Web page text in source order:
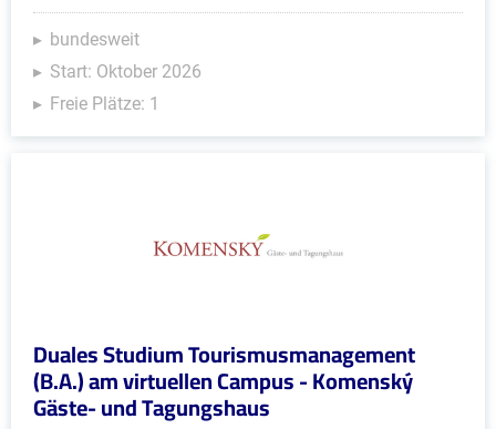
bundesweit
Start: Oktober 2026
Freie Plätze: 1
Duales Studium Tourismusmanagement
(B.A.) am virtuellen Campus - Komenský
Gäste- und Tagungshaus